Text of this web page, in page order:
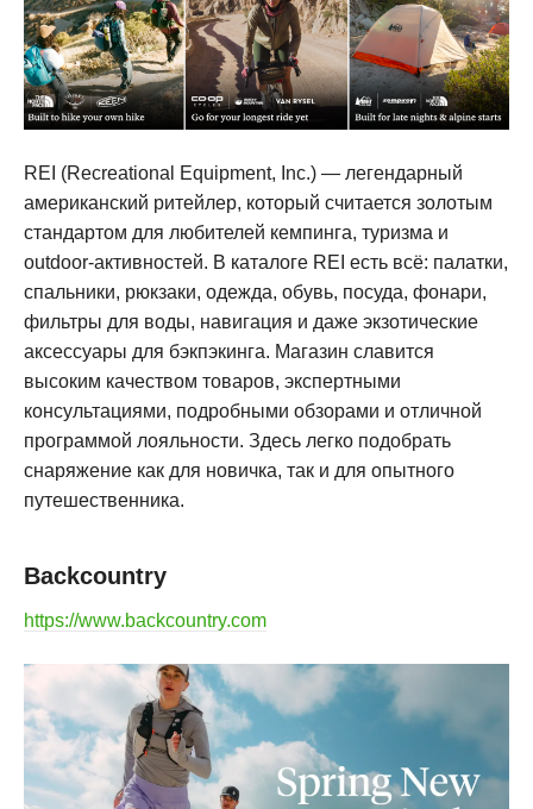
REI (Recreational Equipment, Inc.) — легендарный
американский ритейлер, который считается золотым
стандартом для любителей кемпинга, туризма и
outdoor-активностей. В каталоге REI есть всё: палатки,
спальники, рюкзаки, одежда, обувь, посуда, фонари,
фильтры для воды, навигация и даже экзотические
аксессуары для бэкпэкинга. Магазин славится
высоким качеством товаров, экспертными
консультациями, подробными обзорами и отличной
программой лояльности. Здесь легко подобрать
снаряжение как для новичка, так и для опытного
путешественника.
Backcountry
https://www.backcountry.com